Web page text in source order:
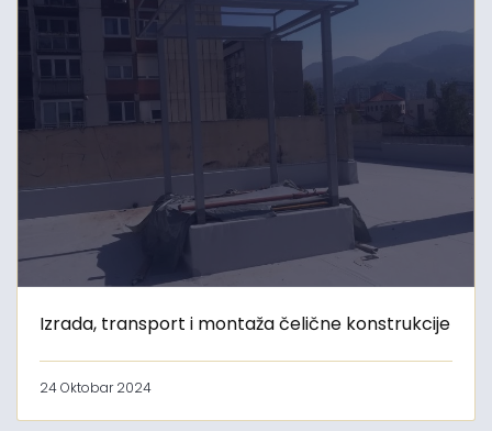
Izrada, transport i montaža čelične konstrukcije
24 Oktobar 2024